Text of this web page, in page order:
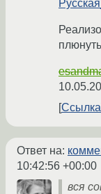
плюнуть
Ссылка
Ответ на:
10:42:56 +00:00
вся